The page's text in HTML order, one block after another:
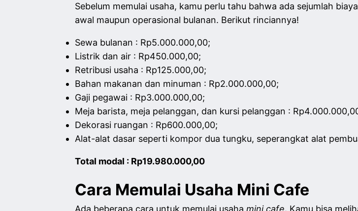
Sebelum memulai usaha, kamu perlu tahu bahwa ada sejumlah
awal maupun operasional bulanan. Berikut rinciannya!
Sewa bulanan : Rp5.000.000,00;
Listrik dan air : Rp450.000,00;
Retribusi usaha : Rp125.000,00;
Bahan makanan dan minuman : Rp2.000.000,00;
Gaji pegawai : Rp3.000.000,00;
Meja barista, meja pelanggan, dan kursi pelanggan :
Dekorasi ruangan : Rp600.000,00;
Alat-alat dasar seperti kompor dua tungku, seperangkat alat
Total modal : Rp19.980.000,00
Cara Memulai Usaha Mini Cafe
Ada beberapa cara untuk memulai usaha mini cafe. Kamu bisa